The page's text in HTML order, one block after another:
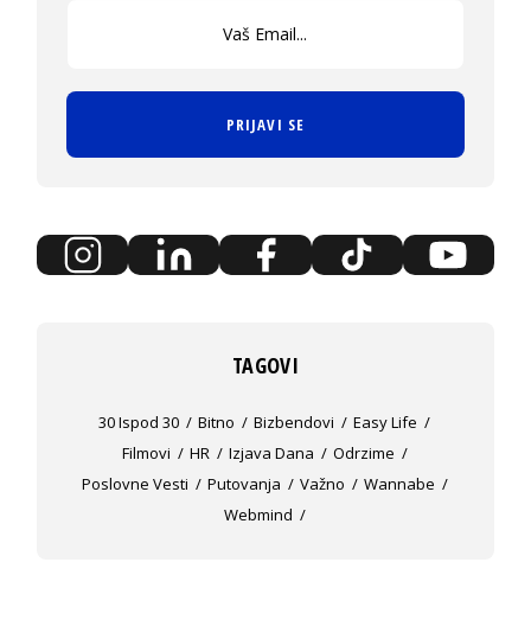
PRIJAVI SE
TAGOVI
30 Ispod 30 Bitno Bizbendovi
Easy Life
Filmovi
HR Izjava Dana
Odrzime
Poslovne Vesti
Putovanja Važno
Wannabe
Webmind